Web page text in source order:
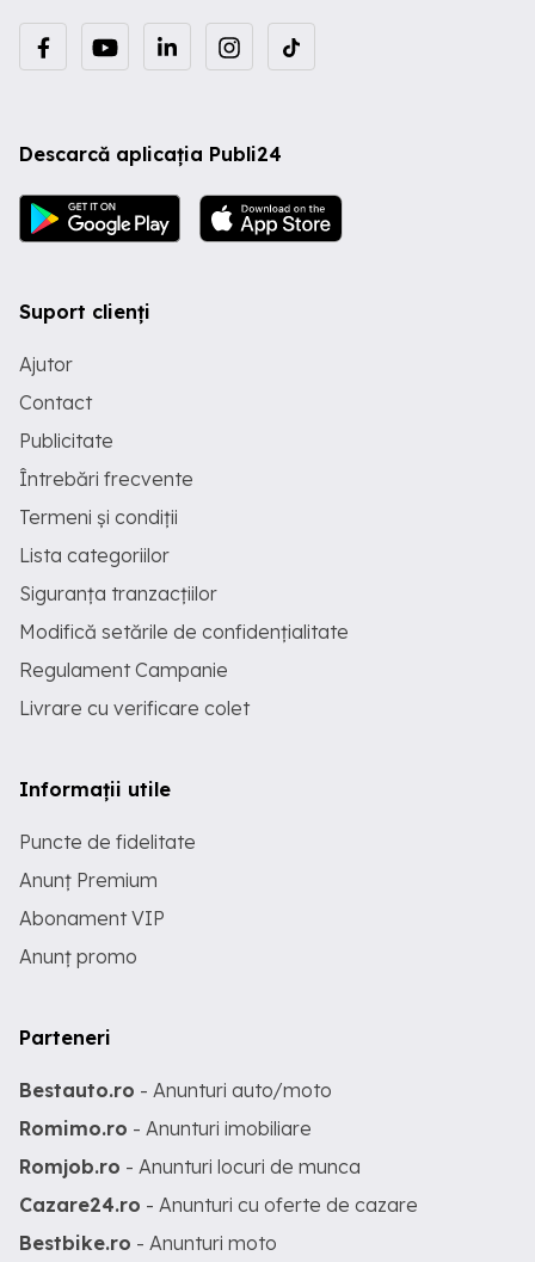
Descarcă aplicația Publi24
Suport clienți
Ajutor
Contact
Publicitate
Întrebări frecvente
Termeni și condiții
Lista categoriilor
Siguranța tranzacțiilor
Modifică setările de confidențialitate
Regulament Campanie
Livrare cu verificare colet
Informații utile
Puncte de fidelitate
Anunț Premium
Abonament VIP
Anunț promo
Parteneri
Bestauto.ro - Anunturi auto/moto
Romimo.ro - Anunturi imobiliare
Romjob.ro - Anunturi locuri de munca
Cazare24.ro - Anunturi cu oferte de cazare
Bestbike.ro - Anunturi moto